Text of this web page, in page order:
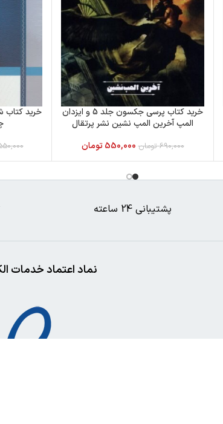
خرید کتاب پرسی جکسون جلد 5 و ایزدان
المپ آخرین المپ نشین نشر پرتقال
690,000 تومان 550,000 تومان
خرید کتاب
پشتیبانی 24 ساعته
نماد اعتماد خدمات